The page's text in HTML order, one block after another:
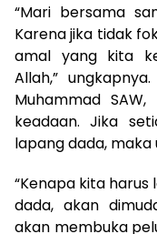
“Mari bersama
Karena jika tidak
amal yang kita
Allah,”
Muhammad
keadaan. Jika
lapang dada,
“Kenapa kita
dada, akan
akan membuka